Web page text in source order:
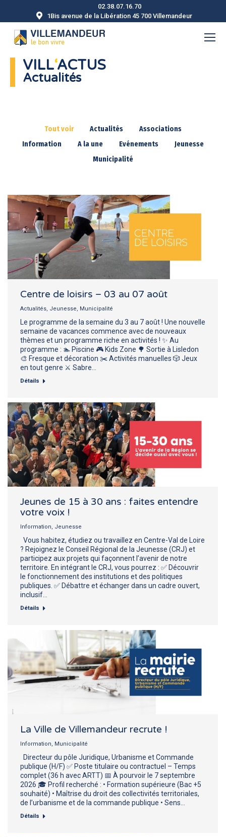
02.38.07.16.70
1Bis avenue de la Libération 45 700 Villemandeur
VILL‘ACTUS
Actualités
Tout voir Actualités
Associations
Information
A la une Evénements
Jeunesse
Municipalité
Centre de loisirs – 03 au 07 août
Actualités, Jeunesse, Municipalité
Le programme de la semaine du 3 au 7 août ! Une nouvelle
semaine de vacances commence avec de nouveaux
thèmes et un programme riche en activités ! ✨ Au
programme : 🏊 Piscine 🎮 Kids Zone 🌳 Sortie à Lisledon
🎨 Fresque et décoration ✂️ Activités manuelles 🎲 Jeux
en tout genre ⚔️ Sabre…
Détails
Jeunes de 15 à 30 ans : faites entendre
votre voix !
Information, Jeunesse
Vous habitez, étudiez ou travaillez en Centre-Val de Loire
? Rejoignez le Conseil Régional de la Jeunesse (CRJ) et
participez aux projets qui façonnent l’avenir de notre
territoire. En intégrant le CRJ, vous pourrez : ✅ Découvrir
le fonctionnement des institutions et des politiques
publiques. ✅ Débattre et échanger dans un cadre ouvert,
inclusif…
Détails
La Ville de Villemandeur recrute !
Information, Municipalité
Directeur du pôle Juridique, Urbanisme et Commande
publique (H/F) ✅ Poste titulaire ou contractuel – Temps
complet (36 h avec ARTT) 📅 À pourvoir le 7 septembre
2026 🎓 Profil recherché : • Formation supérieure (Bac +5
souhaité) • Maîtrise du droit des collectivités territoriales,
de l’urbanisme et de la commande publique • Sens…
Détails